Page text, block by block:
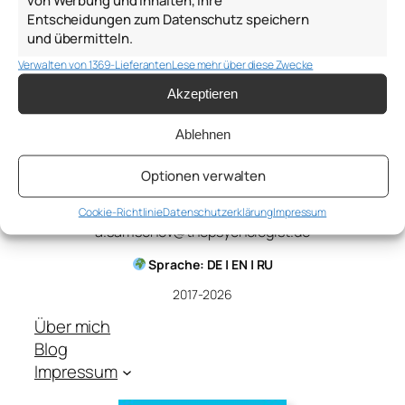
Entscheidungen zum Datenschutz speichern
und übermitteln.
Verwalten von 1369-LieferantenLese mehr über diese Zwecke
Akzeptieren
Ablehnen
Optionen verwalten
Cookie-RichtlinieDatenschutzerklärungImpressum
21. Oktober 2019
Anton Samsonov
a.samsonov@thepsychologist.de
Sprache: DE | EN | RU
2017-2026
Über mich
Blog
Impressum